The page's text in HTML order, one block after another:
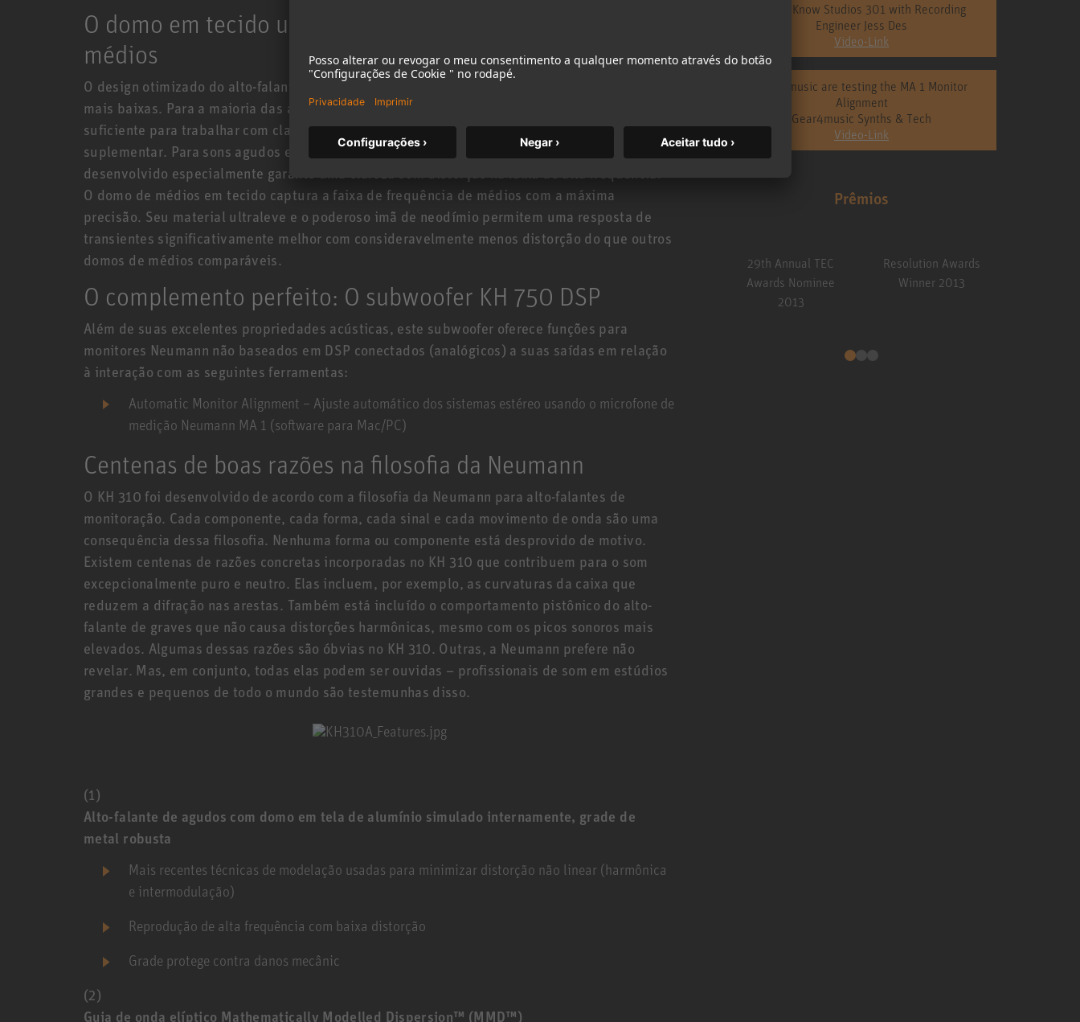
O domo em tecido ultraleve otimiza a reprodução de
médios
O design otimizado do alto-falante possibilita um som cristalino até as regiões de graves
mais baixas. Para a maioria das aplicações, essa rica fundação oferece extensão de graves
suficiente para trabalhar com clareza na mixagem sem necessitar de um subwoofer
suplementar. Para sons agudos exigentes, nosso domo em tela de liga metálica potente
desenvolvido especialmente garante uma clareza sem distorção na faixa de alta frequência.
O domo de médios em tecido captura a faixa de frequência de médios com a máxima
precisão. Seu material ultraleve e o poderoso imã de neodímio permitem uma resposta de
transientes significativamente melhor com consideravelmente menos distorção do que outros
domos de médios comparáveis.
O complemento perfeito: O subwoofer KH 750 DSP
Além de suas excelentes propriedades acústicas, este subwoofer oferece funções para
monitores Neumann não baseados em DSP conectados (analógicos) a suas saídas em relação
à interação com as seguintes ferramentas:
Automatic Monitor Alignment – Ajuste automático dos sistemas estéreo usando o microfone de
medição Neumann MA 1 (software para Mac/PC)
Centenas de boas razões na filosofia da Neumann
O KH 310 foi desenvolvido de acordo com a filosofia da Neumann para alto-falantes de
monitoração. Cada componente, cada forma, cada sinal e cada movimento de onda são uma
consequência dessa filosofia. Nenhuma forma ou componente está desprovido de motivo.
Existem centenas de razões concretas incorporadas no KH 310 que contribuem para o som
excepcionalmente puro e neutro. Elas incluem, por exemplo, as curvaturas da caixa que
reduzem a difração nas arestas. Também está incluído o comportamento pistônico do alto-
falante de graves que não causa distorções harmônicas, mesmo com os picos sonoros mais
elevados. Algumas dessas razões são óbvias no KH 310. Outras, a Neumann prefere não
revelar. Mas, em conjunto, todas elas podem ser ouvidas – profissionais de som em estúdios
grandes e pequenos de todo o mundo são testemunhas disso.
(1)
Alto-falante de agudos com domo em tela de alumínio simulado internamente, grade de
metal robusta
Mais recentes técnicas de modelação usadas para minimizar distorção não linear (harmônica
e intermodulação)
Reprodução de alta frequência com baixa distorção
Grade protege contra danos mecânic
(2)
Guia de onda elíptico Mathematically Modelled Dispersion™ (MMD™)
Get to Know Studios 301 with Recording
Engineer Jess Des
Video-Link
Gear4music are testing the MA 1 Monitor
Alignment
Gear4music Synths & Tech
Video-Link
Prêmios
2013
Resolution Awards
Winner 2013
Best of Show Awards
NAB Show 2013